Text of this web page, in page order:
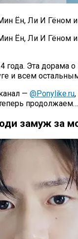
Ён, Ли И Гёном
Ён, Ли И Гёном и
Эта дорама
и всем
— @Ponylike.ru
продолжаем…
замуж за